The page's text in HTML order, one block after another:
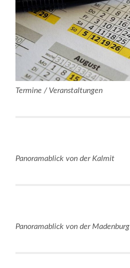
Termine / Veranstaltungen
Panoramablick von der Kalmit
Panoramablick von der Madenburg